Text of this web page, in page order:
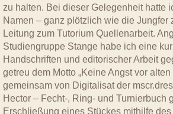
zu halten. Bei dieser Gelegenheit hatte
Namen – ganz plötzlich wie die Jungfer
Leitung zum Tutorium Quellenarbeit.
Studiengruppe Stange habe ich eine
Handschriften und editorischer Arbeit
getreu dem Motto „Keine Angst vor
gemeinsam von Digitalisat der
Hector – Fecht-, Ring- und Turnierbuch
Erschließung eines Stückes mithilfe